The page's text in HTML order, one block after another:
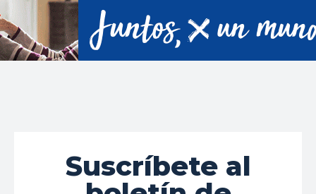
Suscríbete al